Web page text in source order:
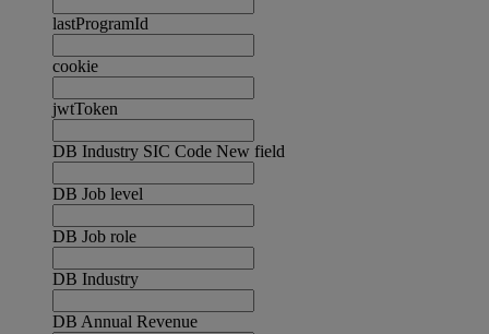
lastProgramId
cookie
jwtToken
DB Industry SIC Code New field
DB Job level
DB Job role
DB Industry
DB Annual Revenue